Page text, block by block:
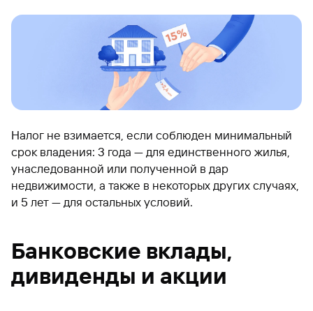
Налог не взимается, если соблюден минимальный
срок владения: 3 года — для единственного жилья,
унаследованной или полученной в дар
недвижимости, а также в некоторых других случаях,
и 5 лет — для остальных условий.
Банковские вклады,
дивиденды и акции